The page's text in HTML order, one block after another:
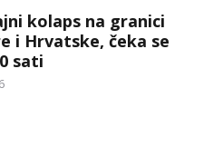
kolaps na granici
i Hrvatske, čeka se
sati